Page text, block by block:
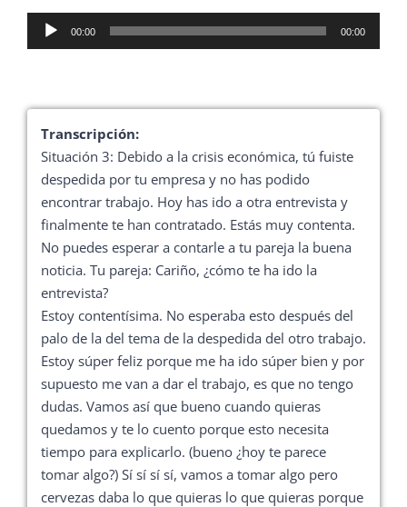
Reproductor
de
00:00 00:00
Transcripción:
Situación 3: Debido a la crisis económica, tú fuiste
despedida por tu empresa y no has podido
encontrar trabajo. Hoy has ido a otra entrevista y
finalmente te han contratado. Estás muy contenta.
No puedes esperar a contarle a tu pareja la buena
noticia. Tu pareja: Cariño, ¿cómo te ha ido la
entrevista?
Estoy contentísima. No esperaba esto después del
palo de la del tema de la despedida del otro trabajo.
Estoy súper feliz porque me ha ido súper bien y por
supuesto me van a dar el trabajo, es que no tengo
dudas. Vamos así que bueno cuando quieras
quedamos y te lo cuento porque esto necesita
tiempo para explicarlo. (bueno ¿hoy te parece
tomar algo?) Sí sí sí sí, vamos a tomar algo pero
cervezas daba lo que quieras lo que quieras porque